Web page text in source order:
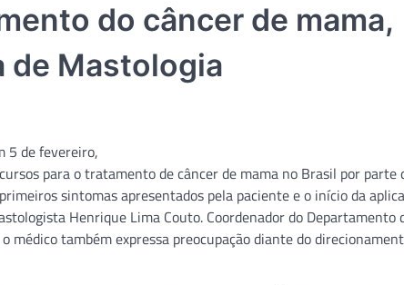
do câncer de mama,
de Mastologia
5 de fevereiro,
para o tratamento de câncer de mama no Brasil por parte
sintomas apresentados pela paciente e o início da
Henrique Lima Couto. Coordenador do Departamento
médico também expressa preocupação diante do